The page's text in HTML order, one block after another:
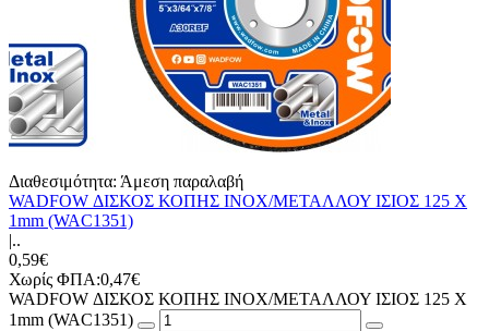
Διαθεσιμότητα: Άμεση παραλαβή
WADFOW ΔΙΣΚΟΣ ΚΟΠΗΣ ΙΝΟΧ/ΜΕΤΑΛΛΟΥ ΙΣΙΟΣ 125 Χ
1mm (WAC1351)
|..
0,59€
Χωρίς ΦΠΑ:0,47€
WADFOW ΔΙΣΚΟΣ ΚΟΠΗΣ ΙΝΟΧ/ΜΕΤΑΛΛΟΥ ΙΣΙΟΣ 125 Χ
1mm (WAC1351)